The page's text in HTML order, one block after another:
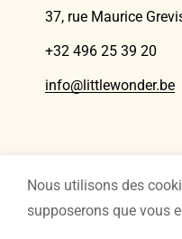
37, rue Maurice
+32 496 25 39 20
info@littlewonder.be
Nous utilisons des
supposerons que vous